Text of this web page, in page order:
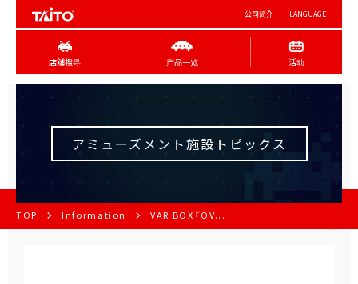
公司简介 LANGUAGE
店舖搜寻 产品一览 活动
アミューズメント施設トピックス
TOP Information VAR BOX『OV...